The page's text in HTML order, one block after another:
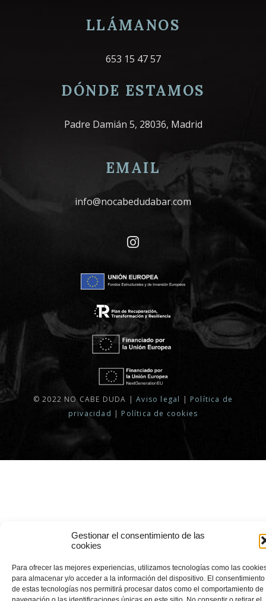
Gestionar el consentimiento de las
cookies
Para ofrecer las mejores experiencias, utilizamos tecnologías como las
para almacenar y/o acceder a la información del dispositivo. El consentimiento
de estas tecnologías nos permitirá procesar datos como el comportamiento de
LLÁMANOS
653 15 47 57
DÓNDE ESTAMOS
Padre Damián 5, 28036, Madrid
EMAIL
info@nocabedudabar.com
© 2022 NO CABE DUDA |Aviso legal | Política de
privacidad | Política de cookies